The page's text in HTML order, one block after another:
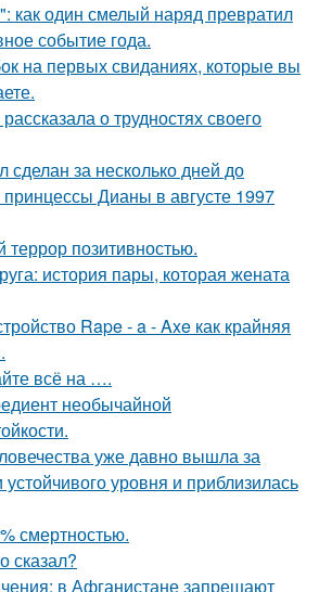
как один смелый наряд превратил
событие года.
на первых свиданиях, которые вы
о трудностях своего
сделан за несколько дней до
принцессы Дианы в августе 1997
позитивностью.
история пары, которая жената
Rape - a - Axe как крайняя
всё на ….
необычайной
уже давно вышла за
устойчивого уровня и приблизилась
смертностью.
сказал?
в Афганистане запрещают